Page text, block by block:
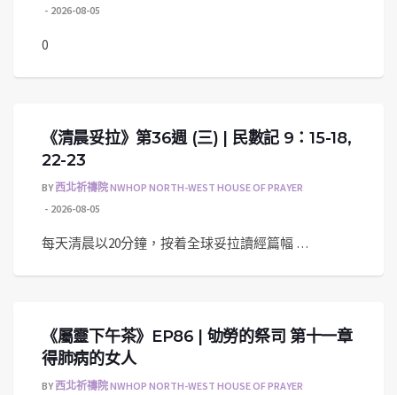
2026-08-05
0
《清晨妥拉》第36週 (三) | 民數記 9：15-18,
22-23
BY西北祈禱院 NWHOP NORTH-WEST HOUSE OF PRAYER
2026-08-05
每天清晨以20分鐘，按着全球妥拉讀經篇幅 …
《屬靈下午茶》EP86 | 劬勞的祭司 第十一章
得肺病的女人
BY西北祈禱院 NWHOP NORTH-WEST HOUSE OF PRAYER